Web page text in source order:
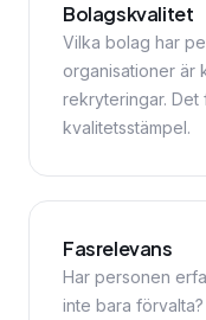
Bolagskvalitet
Vilka bolag har
organisationer är
rekryteringar. Det
kvalitetsstämpel.
Fasrelevans
Har personen
inte bara